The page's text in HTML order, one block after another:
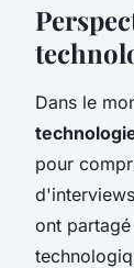
Dans le
pour
ont